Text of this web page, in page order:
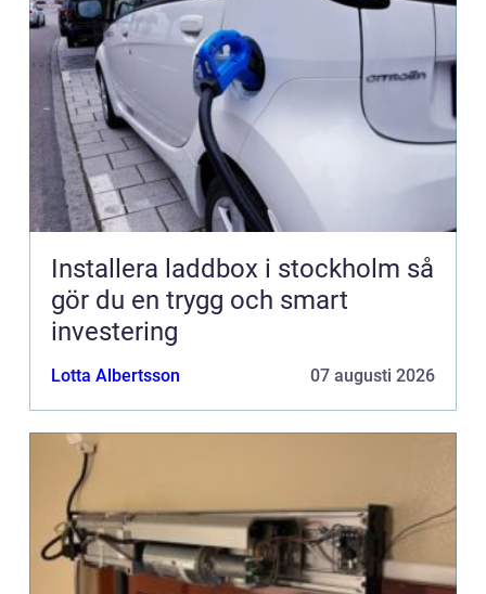
Installera laddbox i stockholm så
gör du en trygg och smart
investering
Lotta Albertsson 07 augusti 2026